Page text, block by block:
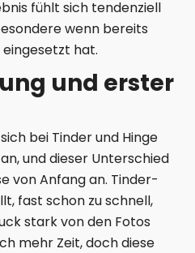
fühlt sich tendenziell
wenn bereits
hat.
und erster
bei Tinder und Hinge
und dieser Unterschied
von Anfang an. Tinder-
fast schon zu schnell,
stark von den Fotos
mehr Zeit, doch diese